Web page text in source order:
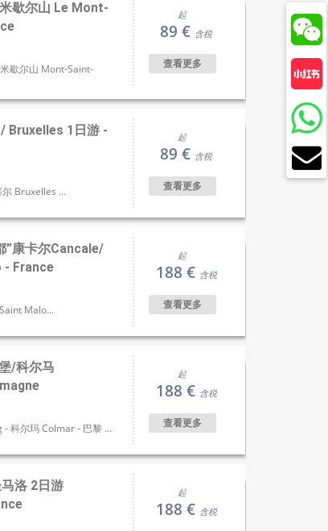
歇尔山 Le Mont-
歇尔山 Mont-Saint-
起
89 € 含税
查看更多
Bruxelles 1日游 -
Bruxelles ...
起
89 € 含税
查看更多
”康卡尔Cancale/
- France
Malo...
起
188 € 含税
查看更多
/科尔马
科尔玛 Colmar - 巴黎 ...
起
188 € 含税
查看更多
洛 2日游
起
188 € 含税